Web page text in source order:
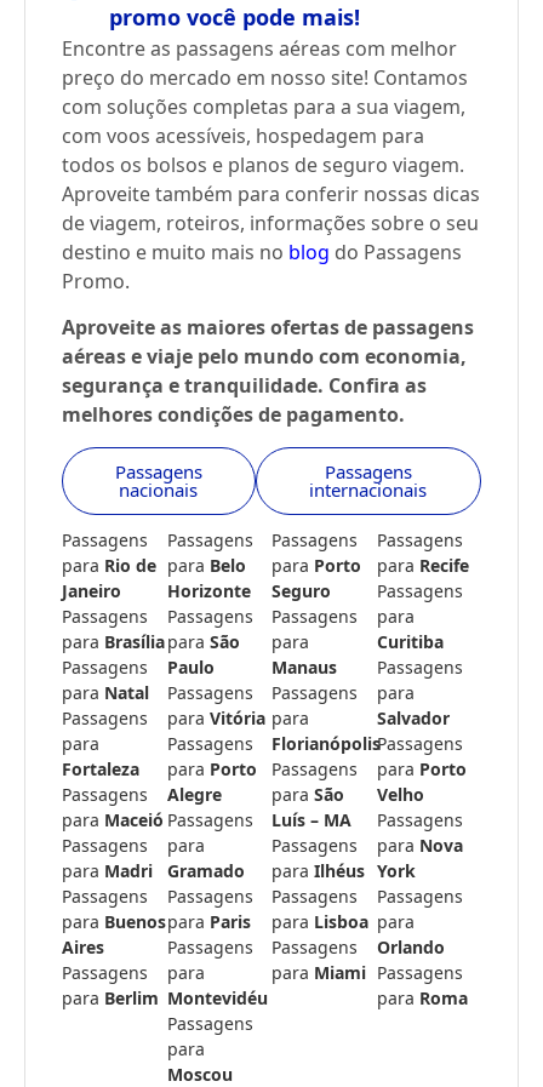
promo você pode mais!
Encontre as passagens aéreas com melhor
preço do mercado em nosso site! Contamos
com soluções completas para a sua viagem,
com voos acessíveis, hospedagem para
todos os bolsos e planos de seguro viagem.
Aproveite também para conferir nossas dicas
de viagem, roteiros, informações sobre o seu
destino e muito mais no blog do Passagens
Promo.
Aproveite as maiores ofertas de passagens
aéreas e viaje pelo mundo com economia,
segurança e tranquilidade. Confira as
melhores condições de pagamento.
Passagens
nacionais
Passagens
internacionais
Passagens
para Rio de
Janeiro
Passagens
para Brasília
Passagens
para Natal
Passagens
para
Fortaleza
Passagens
para Maceió
Passagens
para Madri
Passagens
para Buenos
Aires
Passagens
para Berlim
Passagens
para Belo
Horizonte
Passagens
para São
Paulo
Passagens
para Vitória
Passagens
para Porto
Alegre
Passagens
para
Gramado
Passagens
para Paris
Passagens
para
Montevidéu
Passagens
para
Moscou
Passagens
para Porto
Seguro
Passagens
para
Manaus
Passagens
para
Florianópolis
Passagens
para São
Luís – MA
Passagens
para Ilhéus
Passagens
para Lisboa
Passagens
para Miami
Passagens
para Recife
Passagens
para
Curitiba
Passagens
para
Salvador
Passagens
para Porto
Velho
Passagens
para Nova
York
Passagens
para
Orlando
Passagens
para Roma